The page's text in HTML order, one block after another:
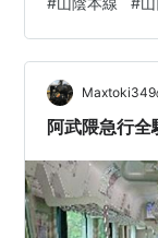
電話の脇にトイ
駅前には花壇
本の時間帯も
49分の滞在時
が、この猛暑
Maxtoki349
阿武隈急行全